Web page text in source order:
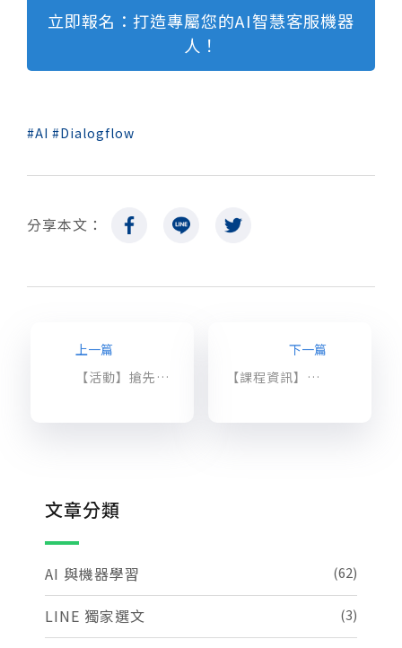
立即報名：打造專屬您的AI智慧客服機器
人！
AI Dialogflow
分享本文：
上一篇
【活動】搶先報名 2018 Google Cloud Summit @台北！
下一篇
【課程資訊】資深業師第一手 GCP 實戰教學！
文章分類
AI 與機器學習 (62)
LINE 獨家選文 (3)